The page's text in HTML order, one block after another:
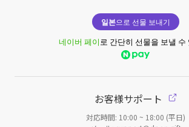
일본으로 선물 보내기
네이버 페이로 간단히 선물을 보낼 수
お客様サポート
対応時間: 10:00 ~ 18:00 (平日)